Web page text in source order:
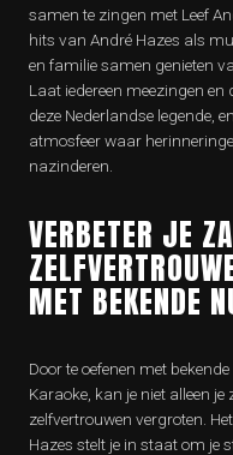
samen te zingen met Leef
hits van André Hazes als
en familie samen genieten
Laat iedereen meezingen
deze Nederlandse legende,
atmosfeer waar
nazinderen.
VERBETER JE
MET BEKENDE
Door te oefenen met
Karaoke, kan je niet alleen
zelfvertrouwen vergroten.
Hazes stelt je in staat om je